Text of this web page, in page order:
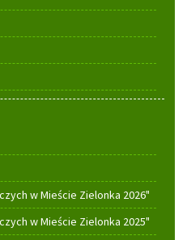
w Mieście Zielonka 2026"
w Mieście Zielonka 2025"